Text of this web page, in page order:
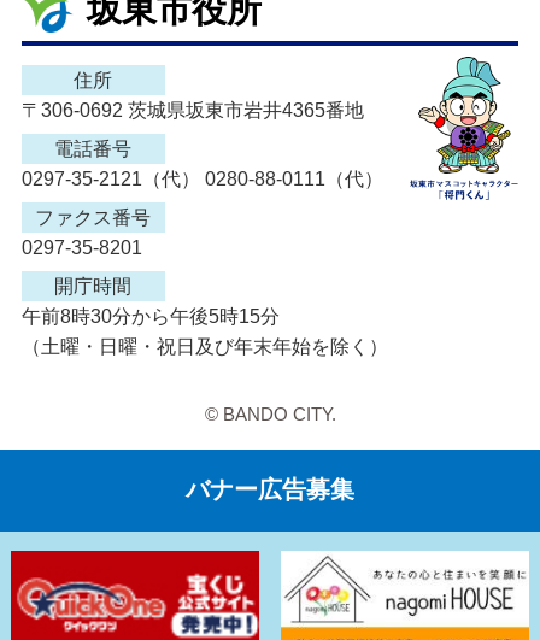
坂東市役所
住所
〒306-0692 茨城県坂東市岩井4365番地
電話番号
0297-35-2121（代） 0280-88-0111（代）
ファクス番号
0297-35-8201
開庁時間
午前8時30分から午後5時15分
（土曜・日曜・祝日及び年末年始を除く）
© BANDO CITY.
バナー広告募集